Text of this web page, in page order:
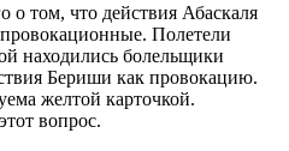
том, что действия Абаскаля
Полетели
находились болельщики
Бериши как провокацию.
желтой карточкой.
вопрос.